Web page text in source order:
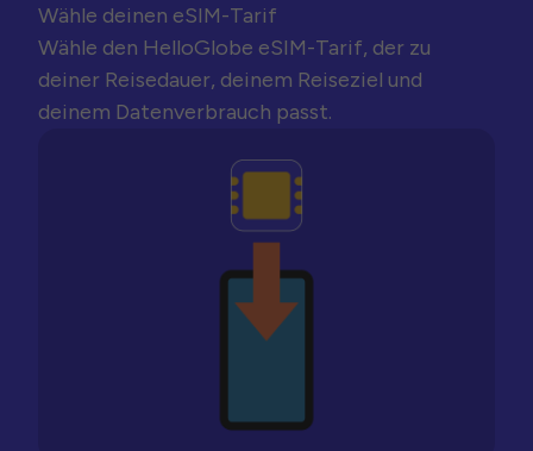
Wähle deinen eSIM-Tarif
Wähle den HelloGlobe eSIM-Tarif, der zu
deiner Reisedauer, deinem Reiseziel und
deinem Datenverbrauch passt.